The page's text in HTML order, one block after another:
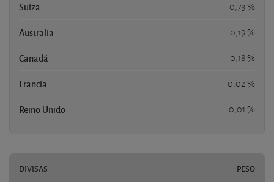
Suiza 0,73 %
Australia 0,19 %
Canadá 0,18 %
Francia 0,02 %
Reino Unido 0,01 %
DIVISAS PESO